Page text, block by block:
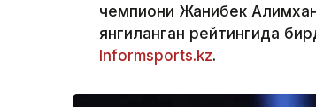
чемпиони Жанибек
янгиланган рейтингида
Informsports.kz.